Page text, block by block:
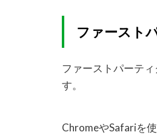
ファースト
ファーストパーテ
す。
ChromeやSafariを